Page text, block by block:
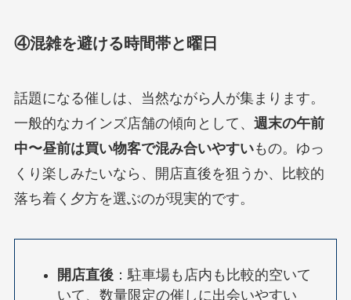
④混雑を避ける時間帯と曜日
話題になる催しは、当然ながら人が集まります。
一般的なカインズ店舗の傾向として、 週末の午前
中〜昼前は買い物客で混み合いやすいもの。ゆっ
くり楽しみたいなら、開店直後を狙うか、比較的
落ち着く夕方を選ぶのが現実的です。
開店直後：駐車場も店内も比較的空いて
いて、数量限定の催しに出会いやすい